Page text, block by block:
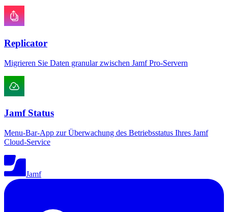
Replicator
Migrieren Sie Daten granular zwischen Jamf Pro-Servern
Jamf Status
Menu-Bar-App zur Überwachung des Betriebsstatus Ihres Jamf
Cloud-Service
Jamf